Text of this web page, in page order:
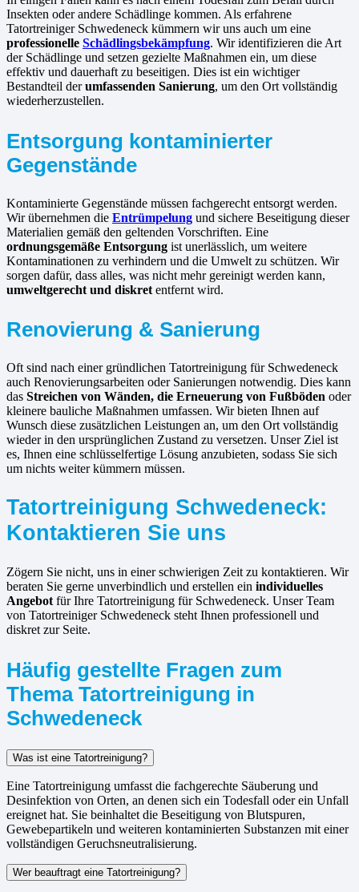
Insekten oder andere Schädlinge kommen. Als erfahrene
Tatortreiniger Schwedeneck kümmern wir uns auch um eine
professionelle Schädlingsbekämpfung. Wir identifizieren die Art
der Schädlinge und setzen gezielte Maßnahmen ein, um diese
effektiv und dauerhaft zu beseitigen. Dies ist ein wichtiger
Bestandteil derumfassenden Sanierung, um den Ort vollständig
wiederherzustellen.
Entsorgung kontaminierter
Gegenstände
Kontaminierte Gegenstände müssen fachgerecht entsorgt werden.
Wir übernehmen die Entrümpelung und sichere Beseitigung dieser
Materialien gemäß den geltenden Vorschriften. Eine
ordnungsgemäße Entsorgung ist unerlässlich, um weitere
Kontaminationen zu verhindern und die Umwelt zu schützen. Wir
sorgen dafür, dass alles, was nicht mehr gereinigt werden kann,
umweltgerecht und diskret entfernt wird.
Renovierung & Sanierung
Oft sind nach einer gründlichen Tatortreinigung für Schwedeneck
auch Renovierungsarbeiten oder Sanierungen notwendig. Dies kann
das Streichen von Wänden, die Erneuerung von Fußböden oder
kleinere bauliche Maßnahmen umfassen. Wir bieten Ihnen auf
Wunsch diese zusätzlichen Leistungen an, um den Ort vollständig
wieder in den ursprünglichen Zustand zu versetzen. Unser Ziel ist
es, Ihnen eine schlüsselfertige Lösung anzubieten, sodass Sie sich
um nichts weiter kümmern müssen.
Tatortreinigung Schwedeneck:
Kontaktieren Sie uns
Zögern Sie nicht, uns in einer schwierigen Zeit zu kontaktieren. Wir
beraten Sie gerne unverbindlich und erstellen ein individuelles
Angebot für Ihre Tatortreinigung für Schwedeneck. Unser Team
von Tatortreiniger Schwedeneck steht Ihnen professionell und
diskret zur Seite.
Häufig gestellte Fragen zum
Thema Tatortreinigung in
Schwedeneck
Was ist eine Tatortreinigung?
Eine Tatortreinigung umfasst die fachgerechte Säuberung und
Desinfektion von Orten, an denen sich ein Todesfall oder ein Unfall
ereignet hat. Sie beinhaltet die Beseitigung von Blutspuren,
Gewebepartikeln und weiteren kontaminierten Substanzen mit einer
vollständigen Geruchsneutralisierung.
Wer beauftragt eine Tatortreinigung?